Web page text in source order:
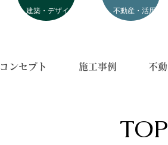
​建築・デザイ
​不動産・活用
コンセプト 施工事例 不